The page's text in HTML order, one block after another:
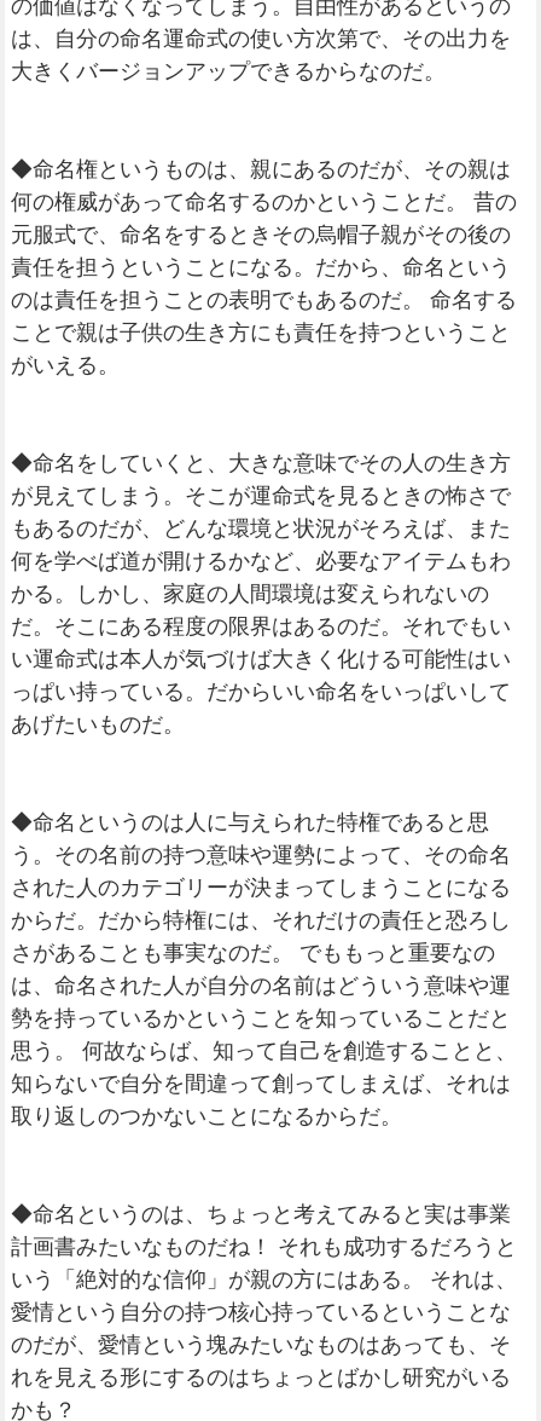
の価値はなくなってしまう。自由性があるというの
は、自分の命名運命式の使い方次第で、その出力を
大きくバージョンアップできるからなのだ。
◆命名権というものは、親にあるのだが、その親は
何の権威があって命名するのかということだ。 昔の
元服式で、命名をするときその烏帽子親がその後の
責任を担うということになる。だから、命名という
のは責任を担うことの表明でもあるのだ。 命名する
ことで親は子供の生き方にも責任を持つということ
がいえる。
◆命名をしていくと、大きな意味でその人の生き方
が見えてしまう。そこが運命式を見るときの怖さで
もあるのだが、どんな環境と状況がそろえば、また
何を学べば道が開けるかなど、必要なアイテムもわ
かる。しかし、家庭の人間環境は変えられないの
だ。そこにある程度の限界はあるのだ。それでもい
い運命式は本人が気づけば大きく化ける可能性はい
っぱい持っている。だからいい命名をいっぱいして
あげたいものだ。
◆命名というのは人に与えられた特権であると思
う。その名前の持つ意味や運勢によって、その命名
された人のカテゴリーが決まってしまうことになる
からだ。だから特権には、それだけの責任と恐ろし
さがあることも事実なのだ。 でももっと重要なの
は、命名された人が自分の名前はどういう意味や運
勢を持っているかということを知っていることだと
思う。 何故ならば、知って自己を創造することと、
知らないで自分を間違って創ってしまえば、それは
取り返しのつかないことになるからだ。
◆命名というのは、ちょっと考えてみると実は事業
計画書みたいなものだね！ それも成功するだろうと
いう「絶対的な信仰」が親の方にはある。 それは、
愛情という自分の持つ核心持っているということな
のだが、愛情という塊みたいなものはあっても、そ
れを見える形にするのはちょっとばかし研究がいる
かも？